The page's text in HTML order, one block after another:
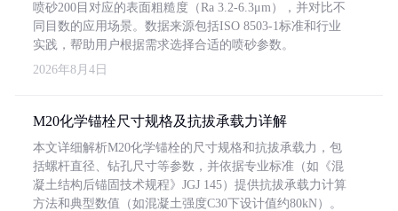
喷砂200目对应的表面粗糙度（Ra 3.2-6.3μm），并对比不
同目数的应用场景。数据来源包括ISO 8503-1标准和行业
实践，帮助用户根据需求选择合适的喷砂参数。
2026年8月4日
M20化学锚栓尺寸规格及抗拔承载力详解
本文详细解析M20化学锚栓的尺寸规格和抗拔承载力，包
括螺杆直径、钻孔尺寸等参数，并依据专业标准（如《混
凝土结构后锚固技术规程》JGJ 145）提供抗拔承载力计算
方法和典型数值（如混凝土强度C30下设计值约80kN）。